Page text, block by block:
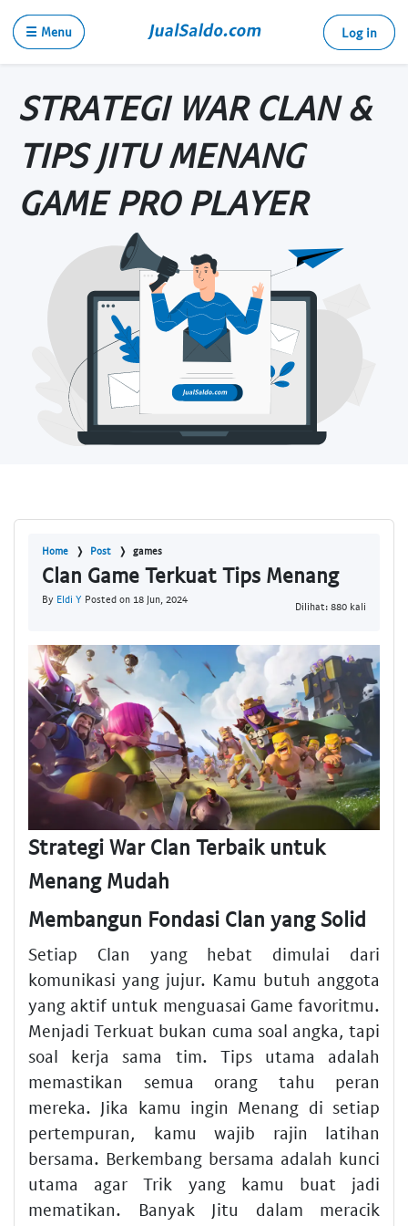
☰ Menu Log in
STRATEGI WAR CLAN &
TIPS JITU MENANG
GAME PRO PLAYER
Home Post games
Clan Game Terkuat Tips Menang
By Eldi Y Posted on 18 Jun, 2024
Dilihat: 880 kali
Strategi War Clan Terbaik untuk
Menang Mudah
Membangun Fondasi Clan yang Solid
Setiap Clan yang hebat dimulai dari
komunikasi yang jujur. Kamu butuh anggota
yang aktif untuk menguasai Game favoritmu.
Menjadi Terkuat bukan cuma soal angka, tapi
soal kerja sama tim. Tips utama adalah
memastikan semua orang tahu peran
mereka. Jika kamu ingin Menang di setiap
pertempuran, kamu wajib rajin latihan
bersama. Berkembang bersama adalah kunci
utama agar Trik yang kamu buat jadi
mematikan. Banyak Jitu dalam meracik